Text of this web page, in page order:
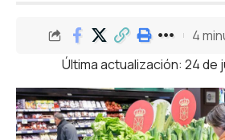
Última actualización: 24 de
4